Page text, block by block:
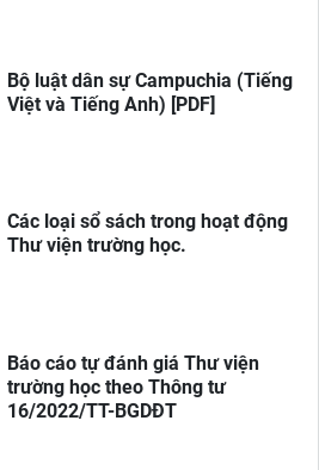
Bộ luật dân sự Campuchia (Tiếng
Việt và Tiếng Anh) [PDF]
Các loại sổ sách trong hoạt động
Thư viện trường học.
Báo cáo tự đánh giá Thư viện
trường học theo Thông tư
16/2022/TT-BGDĐT